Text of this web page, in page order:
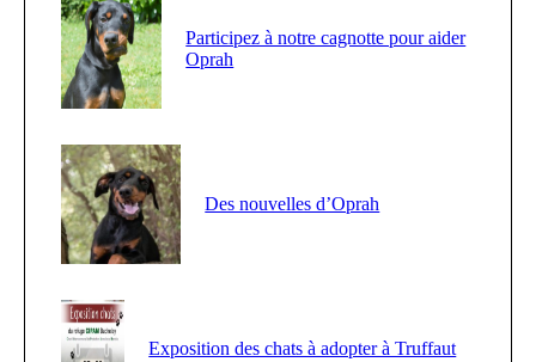
Participez à notre cagnotte pour aider
Oprah
Des nouvelles d’Oprah
Exposition des chats à adopter à Truffaut